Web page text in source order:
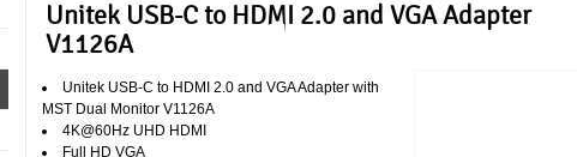
Unitek USB-C to HDMI 2.0 and VGA Adapter
V1126A
Unitek USB-C to HDMI 2.0 and VGA Adapter with
MST Dual Monitor V1126A
4K@60Hz UHD HDMI
Full HD VGA